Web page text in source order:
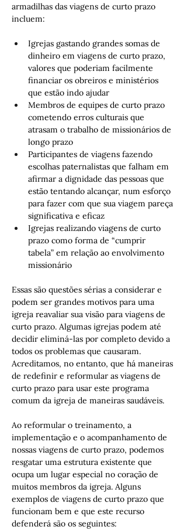
armadilhas das viagens de curto prazo
incluem:
Igrejas gastando grandes somas de
dinheiro em viagens de curto prazo,
valores que poderiam facilmente
financiar os obreiros e ministérios
que estão indo ajudar
Membros de equipes de curto prazo
cometendo erros culturais que
atrasam o trabalho de missionários de
longo prazo
Participantes de viagens fazendo
escolhas paternalistas que falham em
afirmar a dignidade das pessoas que
estão tentando alcançar, num esforço
para fazer com que sua viagem pareça
significativa e eficaz
Igrejas realizando viagens de curto
prazo como forma de “cumprir
tabela” em relação ao envolvimento
missionário
Essas são questões sérias a considerar e
podem ser grandes motivos para uma
igreja reavaliar sua visão para viagens de
curto prazo. Algumas igrejas podem até
decidir eliminá-las por completo devido a
todos os problemas que causaram.
Acreditamos, no entanto, que há maneiras
de redefinir e reformular as viagens de
curto prazo para usar este programa
comum da igreja de maneiras saudáveis.
Ao reformular o treinamento, a
implementação e o acompanhamento de
nossas viagens de curto prazo, podemos
resgatar uma estrutura existente que
ocupa um lugar especial no coração de
muitos membros da igreja. Alguns
exemplos de viagens de curto prazo que
funcionam bem e que este recurso
defenderá são os seguintes: